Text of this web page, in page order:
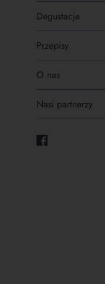
Degustacje
Przepisy
O nas
Nasi partnerzy